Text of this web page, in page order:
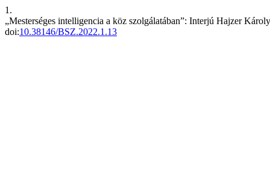
1.
„Mesterséges intelligencia a köz szolgálatában”: Interjú Hajzer
doi:10.38146/BSZ.2022.1.13